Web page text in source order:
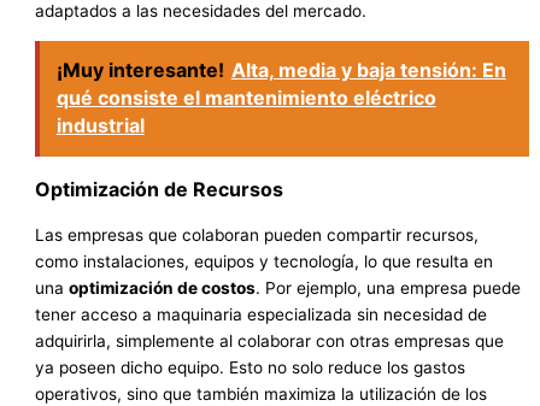
adaptados a las necesidades del mercado.
¡Muy interesante! Alta, media y baja tensión: En
qué consiste el mantenimiento eléctrico
industrial
Optimización de Recursos
Las empresas que colaboran pueden compartir recursos,
como instalaciones, equipos y tecnología, lo que resulta en
unaoptimización de costos. Por ejemplo, una empresa puede
tener acceso a maquinaria especializada sin necesidad de
adquirirla, simplemente al colaborar con otras empresas que
ya poseen dicho equipo. Esto no solo reduce los gastos
operativos, sino que también maximiza la utilización de los